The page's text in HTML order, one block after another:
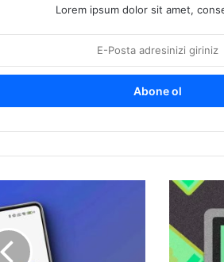
Lorem ipsum dolor sit amet,
Akıllı
telefonların
pil
ömrü
işte